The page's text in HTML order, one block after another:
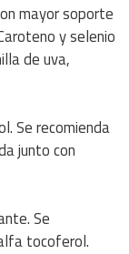
mayor soporte
y selenio
de uva,
Se recomienda
junto con
Se
tocoferol.